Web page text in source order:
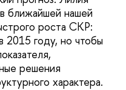
ближайшей нашей
роста СКР:
году, но чтобы
решения
характера.